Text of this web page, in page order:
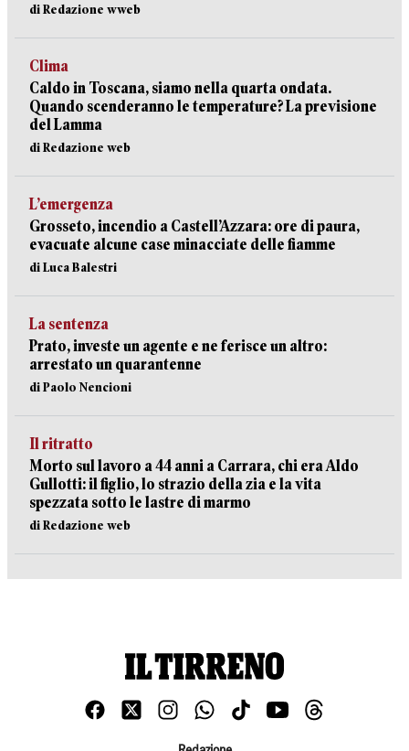
di Redazione wweb
Clima
Caldo in Toscana, siamo nella quarta ondata.
Quando scenderanno le temperature? La previsione
del Lamma
di Redazione web
L’emergenza
Grosseto, incendio a Castell’Azzara: ore di paura,
evacuate alcune case minacciate delle fiamme
di Luca Balestri
La sentenza
Prato, investe un agente e ne ferisce un altro:
arrestato un quarantenne
di Paolo Nencioni
Il ritratto
Morto sul lavoro a 44 anni a Carrara, chi era Aldo
Gullotti: il figlio, lo strazio della zia e la vita
spezzata sotto le lastre di marmo
di Redazione web